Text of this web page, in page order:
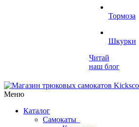
Тормоза
Шкурки
Читай
наш блог
Меню
Каталог
Самокаты